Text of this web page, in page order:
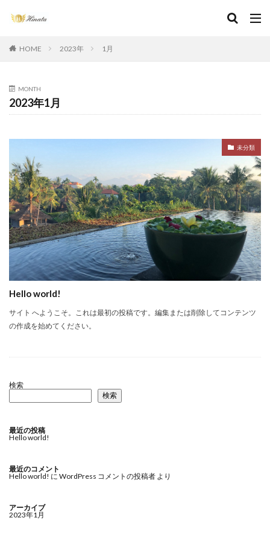
HOME 2023年 1月
MONTH
2023年1月
未分類
Hello world!
サイト へようこそ。これは最初の投稿です。編集または削除してコンテンツ
の作成を始めてください。
検索
検索
最近の投稿
Hello world!
最近のコメント
Hello world! に WordPress コメントの投稿者 より
アーカイブ
2023年1月